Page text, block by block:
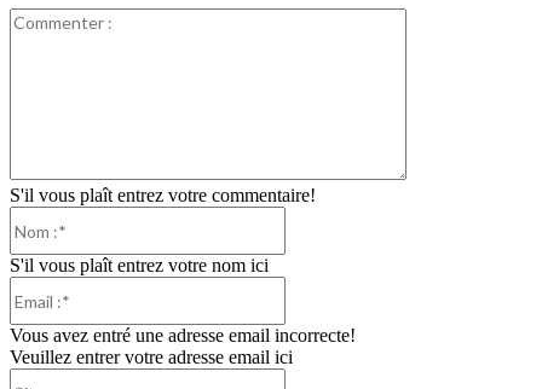
S'il vous plaît entrez votre commentaire!
S'il vous plaît entrez votre nom ici
Vous avez entré une adresse email incorrecte!
Veuillez entrer votre adresse email ici